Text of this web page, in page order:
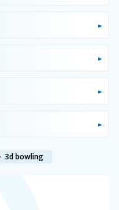
3d bowling